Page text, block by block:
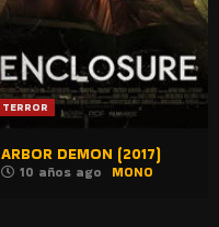
TERROR
ARBOR DEMON (2017)
10 años ago MONO